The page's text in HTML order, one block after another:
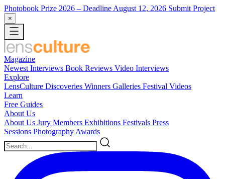
Photobook Prize 2026 – Deadline August 12, 2026 Submit Project
×
Magazine
Newest Interviews Book Reviews Video Interviews
Explore
LensCulture Discoveries Winners Galleries Festival Videos
Learn
Free Guides
About Us
About Us Jury Members Exhibitions Festivals Press
Sessions Photography Awards